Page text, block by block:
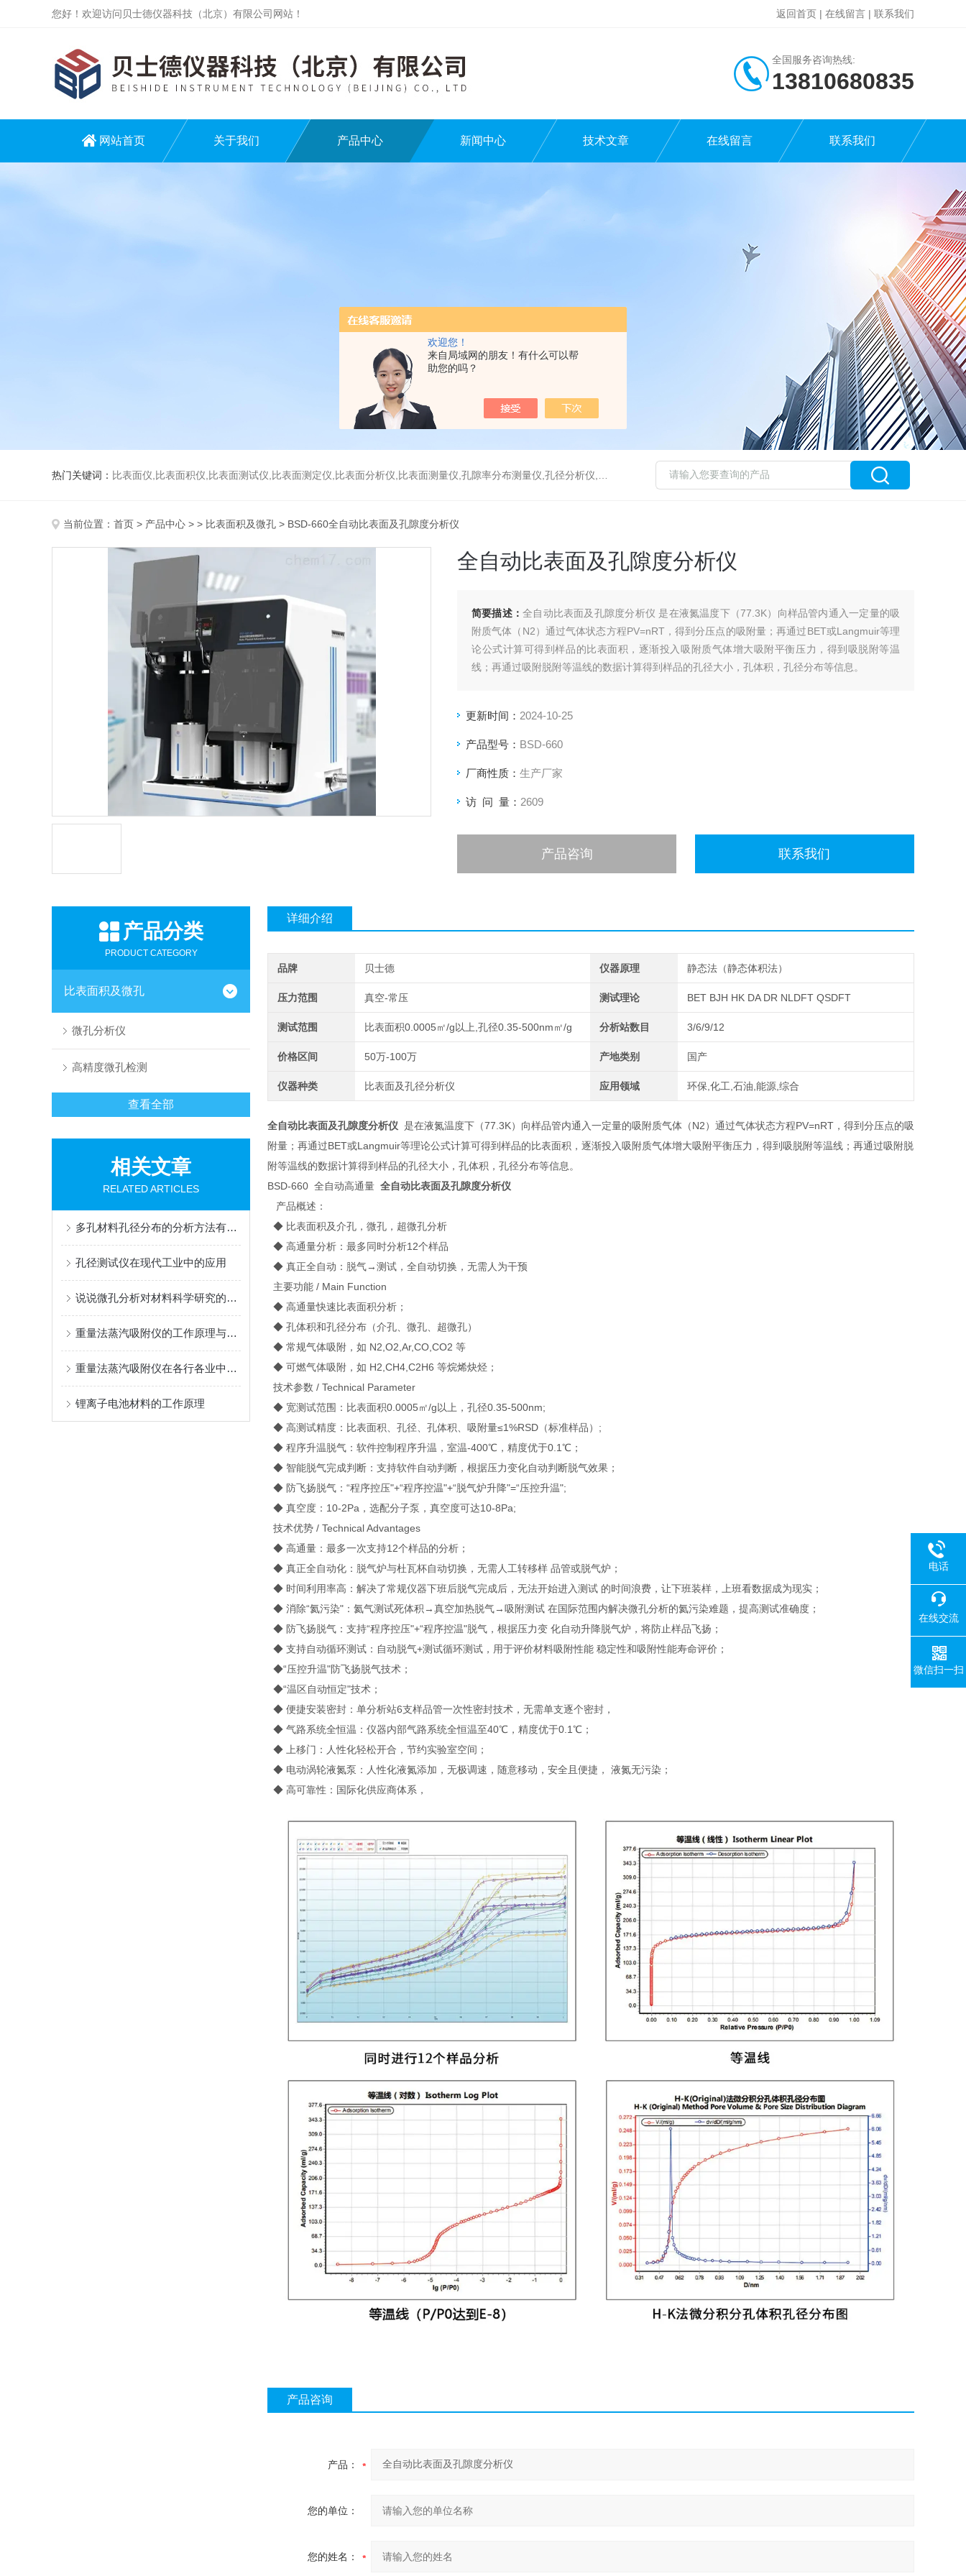
欢迎您！
来自局域网的朋友！有什么可以帮
助您的吗？
您好！欢迎访问贝士德仪器科技（北京）有限公司网站！ 返回首页 | 在线留言 | 联系我们
全国服务咨询热线:
13810680835
网站首页 关于我们 产品中心 新闻中心 技术文章 在线留言 联系我们
热门关键词： 比表面仪,比表面积仪,比表面测试仪,比表面测定仪,比表面分析仪,比表面测量仪,孔隙率分布测量仪,孔径分析仪,孔径测试仪,孔结构分析仪
当前位置： 首页 > 产品中心 > > 比表面积及微孔 > BSD-660全自动比表面及孔隙度分析仪
全自动比表面及孔隙度分析仪
简要描述：全自动比表面及孔隙度分析仪 是在液氮温度下（77.3K）向样品管内通入一定量的吸
附质气体（N2）通过气体状态方程PV=nRT，得到分压点的吸附量；再通过BET或Langmuir等理
论公式计算可得到样品的比表面积，逐渐投入吸附质气体增大吸附平衡压力，得到吸脱附等温
线；再通过吸附脱附等温线的数据计算得到样品的孔径大小，孔体积，孔径分布等信息。
更新时间： 2024-10-25
产品型号： BSD-660
厂商性质： 生产厂家
访 问 量： 2609
产品咨询 联系我们
产品分类
PRODUCT CATEGORY
比表面积及微孔
微孔分析仪
高精度微孔检测
查看全部
相关文章
RELATED ARTICLES
多孔材料孔径分布的分析方法有哪些？
孔径测试仪在现代工业中的应用
说说微孔分析对材料科学研究的重大意义
重量法蒸汽吸附仪的工作原理与应用
重量法蒸汽吸附仪在各行各业中的作用
锂离子电池材料的工作原理
详细介绍
品牌 贝士德 仪器原理 静态法（静态体积法）
压力范围 真空-常压 测试理论 BET BJH HK DA DR NLDFT QSDFT
测试范围 比表面积0.0005㎡/g以上,孔径0.35-500nm㎡/g 分析站数目 3/6/9/12
价格区间 50万-100万 产地类别 国产
仪器种类 比表面及孔径分析仪 应用领域 环保,化工,石油,能源,综合
全自动比表面及孔隙度分析仪 是在液氮温度下（77.3K）向样品管内通入一定量的吸附质气体（N2）通过气体状态方程PV=nRT，得到分压点的吸
附量；再通过BET或Langmuir等理论公式计算可得到样品的比表面积，逐渐投入吸附质气体增大吸附平衡压力，得到吸脱附等温线；再通过吸附脱
附等温线的数据计算得到样品的孔径大小，孔体积，孔径分布等信息。
BSD-660 全自动高通量 全自动比表面及孔隙度分析仪
产品概述：
◆ 比表面积及介孔，微孔，超微孔分析
◆ 高通量分析：最多同时分析12个样品
◆ 真正全自动：脱气→测试，全自动切换，无需人为干预
主要功能 / Main Function
◆ 高通量快速比表面积分析；
◆ 孔体积和孔径分布（介孔、微孔、超微孔）
◆ 常规气体吸附，如 N2,O2,Ar,CO,CO2 等
◆ 可燃气体吸附，如 H2,CH4,C2H6 等烷烯炔烃；
技术参数 / Technical Parameter
◆ 宽测试范围：比表面积0.0005㎡/g以上，孔径0.35-500nm;
◆ 高测试精度：比表面积、孔径、孔体积、吸附量≤1%RSD（标准样品）;
◆ 程序升温脱气：软件控制程序升温，室温-400℃，精度优于0.1℃；
◆ 智能脱气完成判断：支持软件自动判断，根据压力变化自动判断脱气效果；
◆ 防飞扬脱气：“程序控压"+“程序控温"+“脱气炉升降"=“压控升温";
◆ 真空度：10-2Pa，选配分子泵，真空度可达10-8Pa;
技术优势 / Technical Advantages
◆ 高通量：最多一次支持12个样品的分析；
◆ 真正全自动化：脱气炉与杜瓦杯自动切换，无需人工转移样 品管或脱气炉；
◆ 时间利用率高：解决了常规仪器下班后脱气完成后，无法开始进入测试 的时间浪费，让下班装样，上班看数据成为现实；
◆ 消除“氦污染"：氦气测试死体积→真空加热脱气→吸附测试 在国际范围内解决微孔分析的氦污染难题，提高测试准确度；
◆ 防飞扬脱气：支持“程序控压"+“程序控温"脱气，根据压力变 化自动升降脱气炉，将防止样品飞扬；
◆ 支持自动循环测试：自动脱气+测试循环测试，用于评价材料吸附性能 稳定性和吸附性能寿命评价；
◆“压控升温"防飞扬脱气技术；
◆“温区自动恒定"技术；
◆ 便捷安装密封：单分析站6支样品管一次性密封技术，无需单支逐个密封，
◆ 气路系统全恒温：仪器内部气路系统全恒温至40℃，精度优于0.1℃；
◆ 上移门：人性化轻松开合，节约实验室空间；
◆ 电动涡轮液氮泵：人性化液氮添加，无极调速，随意移动，安全且便捷， 液氮无污染；
◆ 高可靠性：国际化供应商体系，
产品咨询
产品：
您的单位：
您的姓名：
电话
在线交流
微信扫一扫